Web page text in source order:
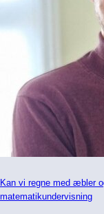
Kan vi regne med æbler
matematikundervisning